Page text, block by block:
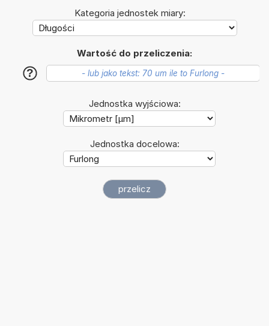
Kategoria jednostek miary:
Wartość do przeliczenia:
?
Jednostka wyjściowa:
Jednostka docelowa: